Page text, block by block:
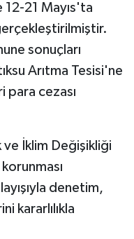
21 Mayıs'ta
sonuçları
Arıtma Tesisi'ne
para cezası
ve İklim Değişikliği
denetim,
kararlılıkla